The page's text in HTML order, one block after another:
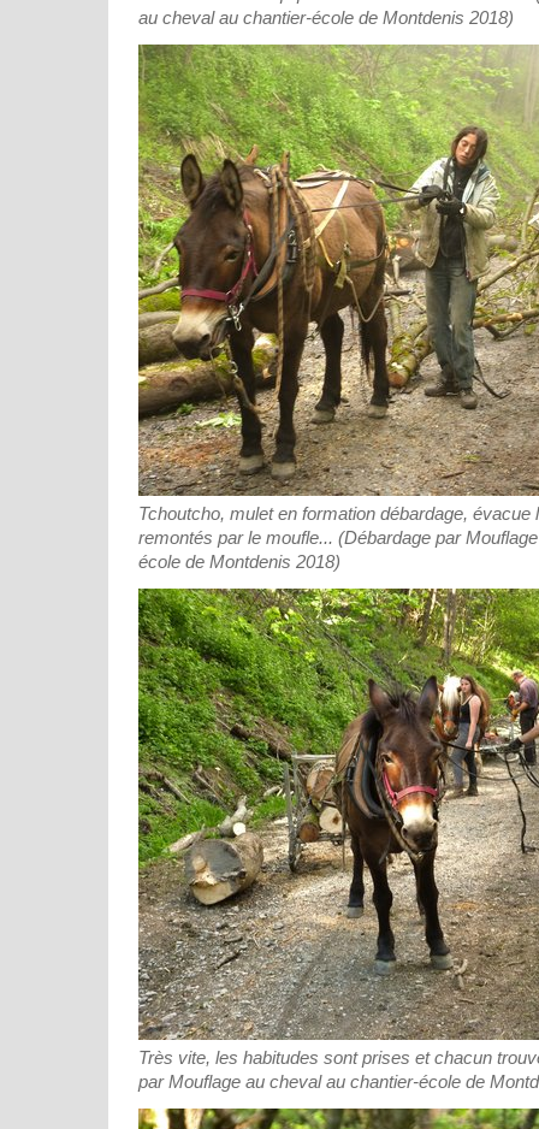
au cheval au chantier-école de Montdenis 2018)
Tchoutcho, mulet en formation débardage,
remontés par le moufle... (Débardage par
école de Montdenis 2018)
Très vite, les habitudes sont prises et chacun
par Mouflage au cheval au chantier-école de